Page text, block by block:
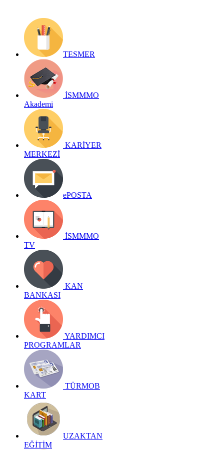
TESMER
İSMMMO
Akademi
KARİYER
MERKEZİ
ePOSTA
İSMMMO
TV
KAN
BANKASI
YARDIMCI
PROGRAMLAR
TÜRMOB
KART
UZAKTAN
EĞİTİM